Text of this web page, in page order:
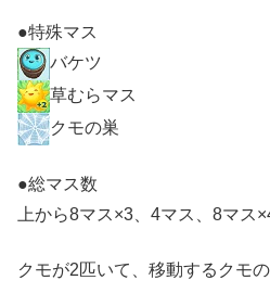
●特殊マス
バケツ
草むらマス
クモの巣
●総マス数
上から8マス×3、4マス、8マス
クモが2匹いて、移動するクモ